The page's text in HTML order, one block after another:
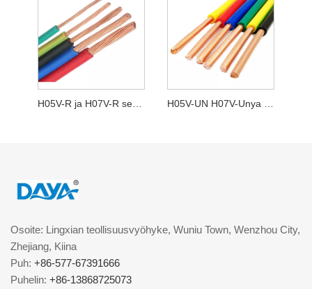
H05V-R ja H07V-R sekä NYA Stranded 2 CU PVC
Osoite: Lingxian teollisuusvyöhyke, Wuniu Town, Wenzhou City,
Zhejiang, Kiina
Puh: +86-577-67391666
Puhelin: +86-13868725073